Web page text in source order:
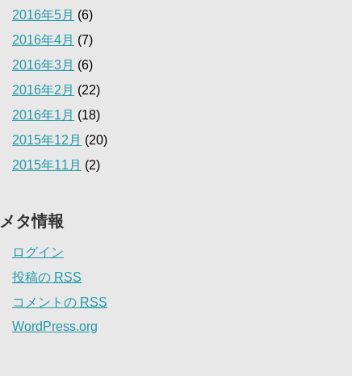
2016年5月 (6)
2016年4月 (7)
2016年3月 (6)
2016年2月 (22)
2016年1月 (18)
2015年12月 (20)
2015年11月 (2)
メタ情報
ログイン
投稿の RSS
コメントの RSS
WordPress.org